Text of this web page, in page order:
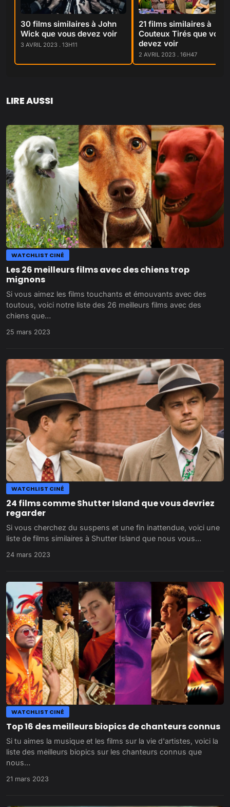
30 films similaires à John
Wick que vous devez voir
3 AVRIL 2023 . 13H11
21 films similaires à
Couteux Tirés que vous
devez voir
2 AVRIL 2023 . 16H47
LIRE AUSSI
WATCHLIST CINÉ
Les 26 meilleurs films avec des chiens trop
mignons
Si vous aimez les films touchants et émouvants avec des
toutous, voici notre liste des 26 meilleurs films avec des
chiens que…
25 mars 2023
WATCHLIST CINÉ
24 films comme Shutter Island que vous devriez
regarder
Si vous cherchez du suspens et une fin inattendue, voici une
liste de films similaires à Shutter Island que nous vous…
24 mars 2023
WATCHLIST CINÉ
Top 16 des meilleurs biopics de chanteurs connus
Si tu aimes la musique et les films sur la vie d'artistes, voici la
liste des meilleurs biopics sur les chanteurs connus que
nous…
21 mars 2023